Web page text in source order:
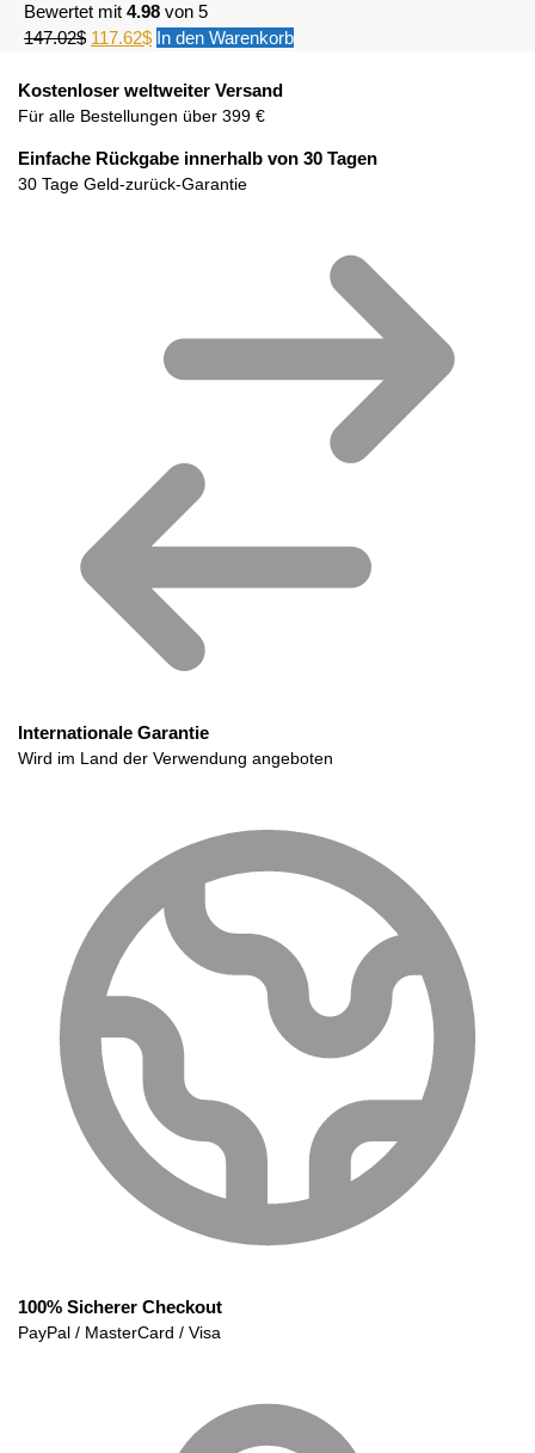
Bewertet mit 4.98 von 5
147.02$ 117.62$ In den Warenkorb
Kostenloser weltweiter Versand
Für alle Bestellungen über 399 €
Einfache Rückgabe innerhalb von 30 Tagen
30 Tage Geld-zurück-Garantie
Internationale Garantie
Wird im Land der Verwendung angeboten
100% Sicherer Checkout
PayPal / MasterCard / Visa